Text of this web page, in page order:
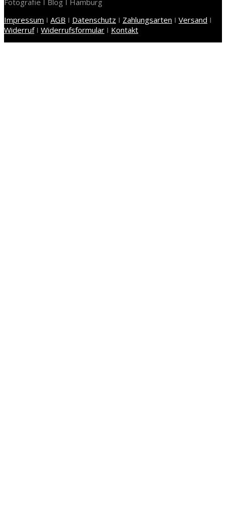
Fotografie I Blog I Hamburg
Impressum I AGB I Datenschutz I Zahlungsarten I Versand I
WiderrufI Widerrufsformular I Kontakt